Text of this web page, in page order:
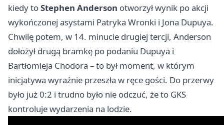
kiedy toStephen Anderson otworzył wynik po akcji
wykończonej asystami Patryka Wronki i Jona Dupuya.
Chwilę potem, w 14. minucie drugiej tercji, Anderson
dołożył drugą bramkę po podaniu Dupuya i
Bartłomieja Chodora – to był moment, w którym
inicjatywa wyraźnie przeszła w ręce gości. Do przerwy
było już 0:2 i trudno było nie odczuć, że to GKS
kontroluje wydarzenia na lodzie.